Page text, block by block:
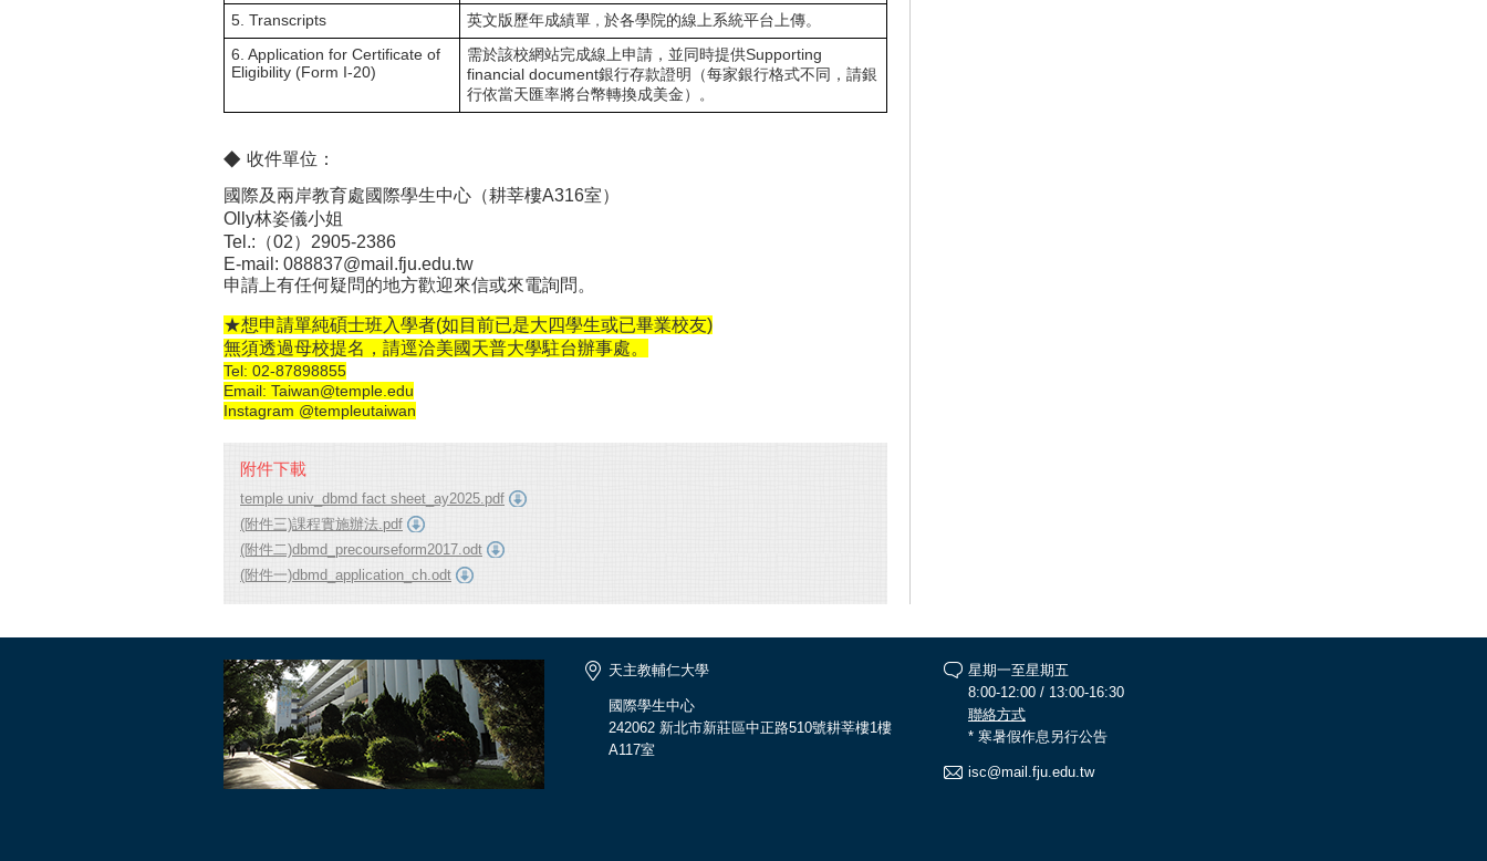
5. Transcripts
英文版歷年成績單 ，於各學院的線上系統平台上傳。
6. Application for Certificate of
Eligibility (Form I-20)
需於該校網站完成線上申請，並同時提供Supporting
financial document銀行存款證明（每家銀行格式不同，請銀
行依當天匯率將台幣轉換成美金）
。
◆ 收件單位 ：
國際及兩岸教育處國際學生中心（耕莘樓A316室）
Olly林姿儀小姐
Tel.:（02）2905-2386
E-mail: 088837@mail.fju.edu.tw
申請上有任何疑問的地方歡迎來信或來電詢問。
★想申請單純碩士班入學者(如目前已是大四學生或已畢業校友)
無須透過母校提名，請逕洽美國天普大學駐台辦事處。
Tel: 02-87898855
Email: Taiwan@temple.edu
Instagram @templeutaiwan
附件下載
temple univ_dbmd fact sheet_ay2025.pdf
(附件三)課程實施辦法.pdf
(附件二)dbmd_precourseform2017.odt
(附件一)dbmd_application_ch.odt
天主教輔仁大學
國際學生中心
242062 新北市新莊區中正路510號耕莘樓1樓
A117室
星期一至星期五
8:00-12:00 / 13:00-16:30
聯絡方式
* 寒暑假作息另行公告
isc@mail.fju.edu.tw